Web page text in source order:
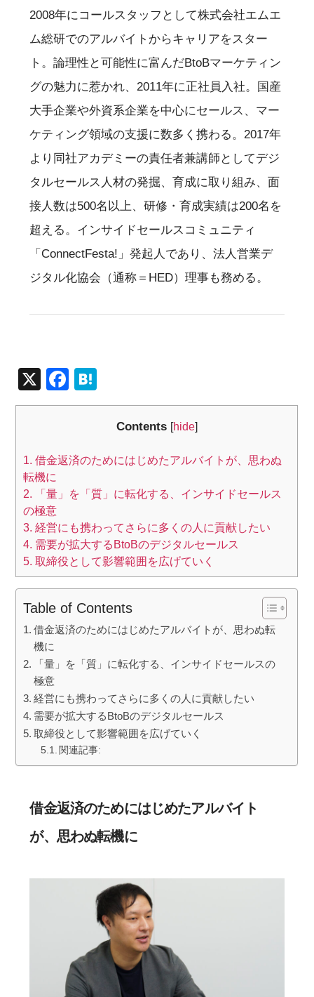
2008年にコールスタッフとして株式会社エムエ
ム総研でのアルバイトからキャリアをスター
ト。論理性と可能性に富んだBtoBマーケティン
グの魅力に惹かれ、2011年に正社員入社。国産
大手企業や外資系企業を中心にセールス、マー
ケティング領域の支援に数多く携わる。2017年
より同社アカデミーの責任者兼講師としてデジ
タルセールス人材の発掘、育成に取り組み、面
接人数は500名以上、研修・育成実績は200名を
超える。インサイドセールスコミュニティ
「ConnectFesta!」発起人であり、法人営業デ
ジタル化協会（通称＝HED）理事も務める。
X
F
a
b
o
k
at
a
Contents [hide]
1. 借金返済のためにはじめたアルバイトが、思わぬ
転機に
2. 「量」を「質」に転化する、インサイドセールス
の極意
3. 経営にも携わってさらに多くの人に貢献したい
4. 需要が拡大するBtoBのデジタルセールス
5. 取締役として影響範囲を広げていく
Table of Contents
借金返済のためにはじめたアルバイトが、思わぬ転
機に
「量」を「質」に転化する、インサイドセールスの
極意
経営にも携わってさらに多くの人に貢献したい
需要が拡大するBtoBのデジタルセールス
取締役として影響範囲を広げていく
関連記事:
借金返済のためにはじめたアルバイト
が、思わぬ転機に